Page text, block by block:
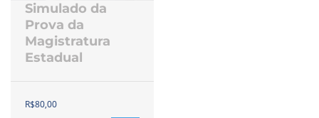
Simulado da
Prova da
Magistratura
Estadual
R$80,00